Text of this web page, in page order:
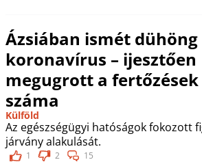
Ázsiában ismét dühöng
koronavírus – ijesztően
megugrott a fertőzések
száma
Külföld
Az egészségügyi hatóságok fokozott
járvány alakulását.
1 2 15